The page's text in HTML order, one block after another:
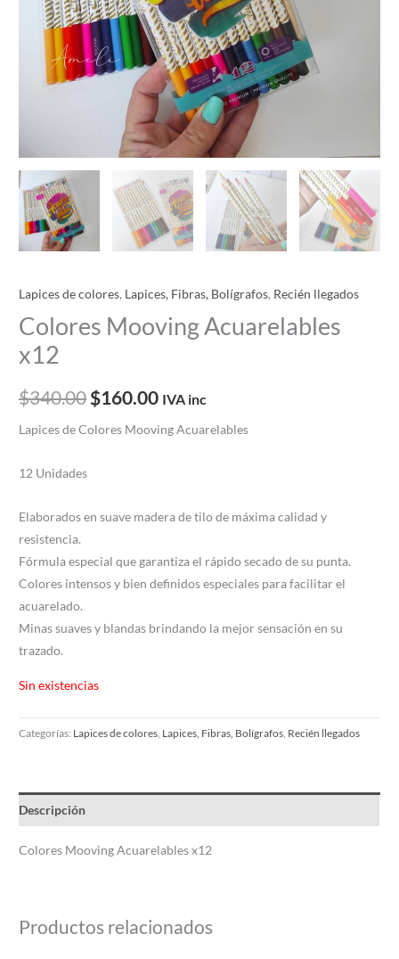
Lapices de colores, Lapices, Fibras, Bolígrafos, Recién llegados
Colores Mooving Acuarelables
x12
$340.00 $160.00 IVA inc
Lapices de Colores Mooving Acuarelables
12 Unidades
Elaborados en suave madera de tilo de máxima calidad y
resistencia.
Fórmula especial que garantiza el rápido secado de su punta.
Colores intensos y bien definidos especiales para facilitar el
acuarelado.
Minas suaves y blandas brindando la mejor sensación en su
trazado.
Sin existencias
Categorías: Lapices de colores Lapices, Fibras, Bolígrafos Recién llegados
Descripción
Colores Mooving Acuarelables x12
Productos relacionados